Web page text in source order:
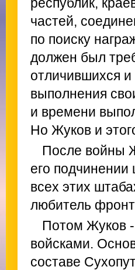
частей,
по поиску
должен был
отличившихся
выполнения
и времени
Но Жуков и
После войны
его
всех этих
любитель
Потом Жуков
войсками.
составе